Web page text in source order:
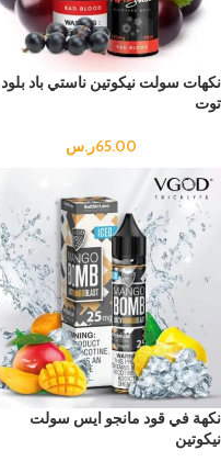
نكهات سولت نيكوتين ناستي باد بلود
توت
65.00ر.س
نكهة في قود مانجو ايس سولت
نيكوتين